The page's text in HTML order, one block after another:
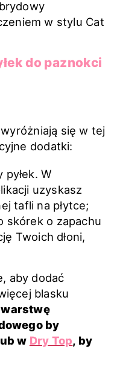
w stylu Cat
do paznokci
się w tej
dodatki:
W
uzyskasz
tafli na płytce;
skórek o zapachu
Twoich dłoni,
aby dodać
blasku
by
w Dry Top, by